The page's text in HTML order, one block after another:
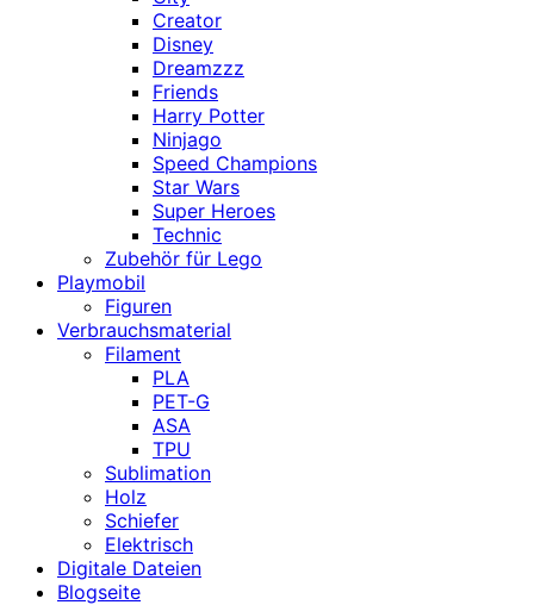
Creator
Disney
Dreamzzz
Friends
Harry Potter
Ninjago
Speed Champions
Star Wars
Super Heroes
Technic
Zubehör für Lego
Playmobil
Figuren
Verbrauchsmaterial
Filament
PLA
PET-G
ASA
TPU
Sublimation
Holz
Schiefer
Elektrisch
Digitale Dateien
Blogseite